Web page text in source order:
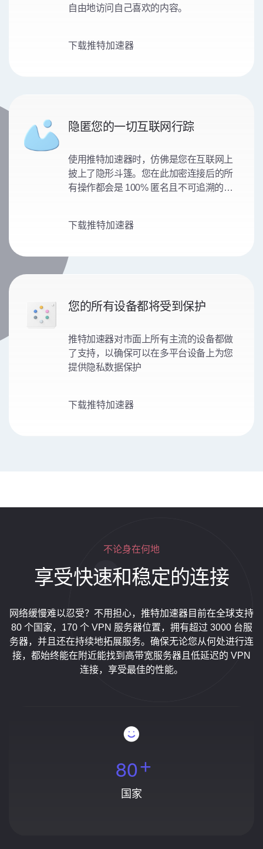
自由地访问自己喜欢的内容。
下载推特加速器
隐匿您的一切互联网行踪
使用推特加速器时，仿佛是您在互联网上
披上了隐形斗篷。您在此加密连接后的所
有操作都会是 100% 匿名且不可追溯的，
下载推特加速器
您的所有设备都将受到保护
推特加速器对市面上所有主流的设备都做
了支持，以确保可以在多平台设备上为您
提供隐私数据保护
下载推特加速器
不论身在何地
享受快速和稳定的连接
网络缓慢难以忍受？不用担心，推特加速器目前在全球支持
80 个国家，170 个 VPN 服务器位置，拥有超过 3000 台服
务器，并且还在持续地拓展服务。确保无论您从何处进行连
接，都始终能在附近能找到高带宽服务器且低延迟的 VPN
连接，享受最佳的性能。
80+
国家